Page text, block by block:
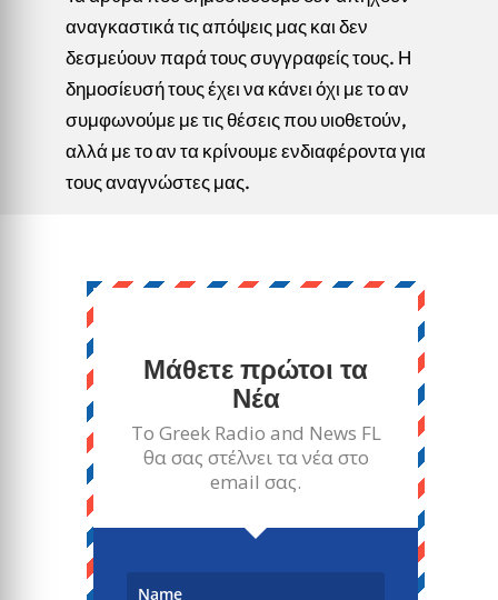
αναγκαστικά τις απόψεις μας και δεν
δεσμεύουν παρά τους συγγραφείς τους. Η
δημοσίευσή τους έχει να κάνει όχι με το αν
συμφωνούμε με τις θέσεις που υιοθετούν,
αλλά με το αν τα κρίνουμε ενδιαφέροντα για
τους αναγνώστες μας.
Μάθετε πρώτοι τα
Νέα
Το Greek Radio and News FL
θα σας στέλνει τα νέα στο
email σας.